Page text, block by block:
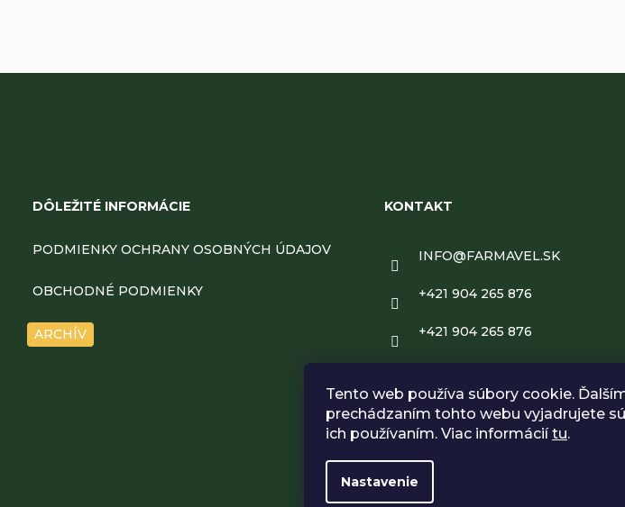
Tento web používa súbory cookie.
prechádzaním tohto webu vyjadrujete
ich používaním. Viac informáciítu.
Nastavenie
DÔLEŽITÉ INFORMÁCIE
PODMIENKY OCHRANY OSOBNÝCH ÚDAJOV
OBCHODNÉ PODMIENKY
ARCHÍV
KONTAKT
INFO@FARMAVEL.SK
+421 904 265 876
+421 904 265 876
FARMAVEL.SK